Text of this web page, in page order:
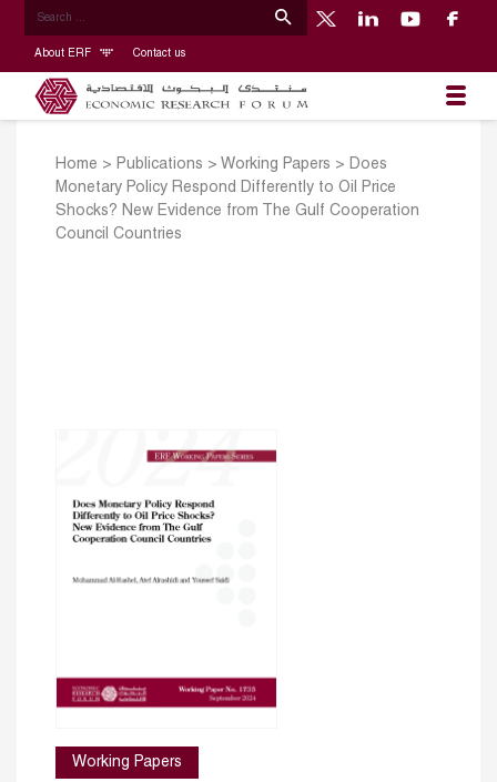
About ERF Contact us
Home > Publications > Working Papers > Does
Monetary Policy Respond Differently to Oil Price
Shocks? New Evidence from The Gulf Cooperation
Council Countries
Working Papers